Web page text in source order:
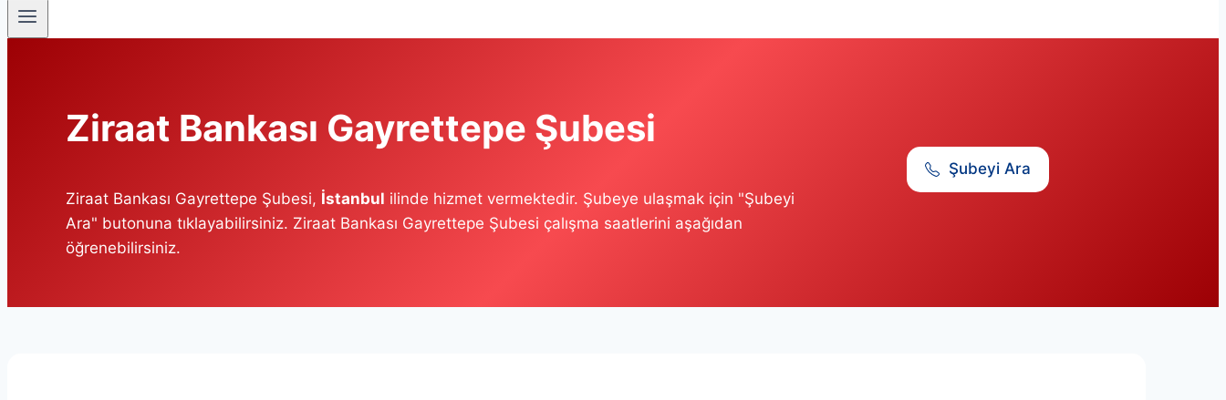
Ziraat Bankası Gayrettepe Şubesi
Ziraat Bankası Gayrettepe Şubesi, İstanbul ilinde hizmet vermektedir. Şubeye ulaşmak için "Şubeyi
Ara" butonuna tıklayabilirsiniz. Ziraat Bankası Gayrettepe Şubesi çalışma saatlerini aşağıdan
öğrenebilirsiniz.
Şubeyi Ara